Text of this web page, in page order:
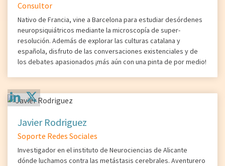
Consultor
Nativo de Francia, vine a Barcelona para estudiar desórdenes
neuropsiquiátricos mediante la microscopía de super-
resolución. Además de explorar las culturas catalana y
española, disfruto de las conversaciones existenciales y de
los debates apasionados ¡más aún con una pinta de por medio!
Javier Rodriguez
Soporte Redes Sociales
Investigador en el instituto de Neurociencias de Alicante
dónde luchamos contra las metástasis cerebrales. Aventurero